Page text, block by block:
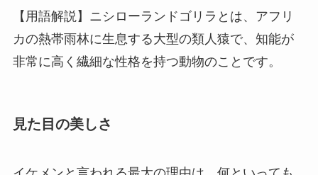
【用語解説】ニシローランドゴリラとは、アフリ
カの熱帯雨林に生息する大型の類人猿で、知能が
非常に高く繊細な性格を持つ動物のことです。
見た目の美しさ